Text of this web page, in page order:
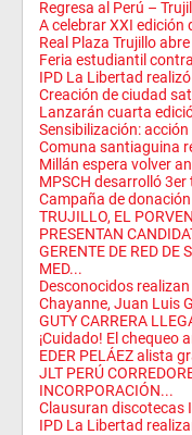
Regresa al Perú –
A celebrar XXI edición
Real Plaza Trujillo
Feria estudiantil
IPD La Libertad
Creación de ciudad
Lanzarán cuarta
Sensibilización:
Comuna santiaguina
Millán espera volver
MPSCH desarrolló
Campaña de
TRUJILLO, EL
PRESENTAN
GERENTE DE RED DE
MED...
Desconocidos
Chayanne, Juan Luis
GUTY CARRERA
¡Cuidado! El chequeo
EDER PELÁEZ alista
JLT PERÚ
INCORPORACIÓN...
Clausuran discotecas
IPD La Libertad